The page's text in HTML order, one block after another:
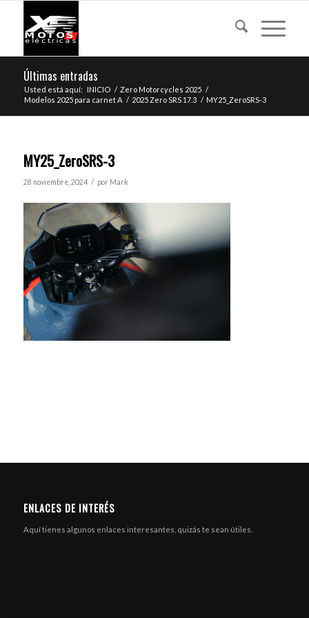
Últimas entradas
Usted está aquí: INICIO / Zero Motorcycles 2025 /
Modelos 2025 para carnet A / 2025 Zero SRS 17.3 / MY25_ZeroSRS-3
MY25_ZeroSRS-3
28 noviembre, 2024 / por Mark
ENLACES DE INTERÉS
Aquí tienes algunos enlaces interesantes, quizás te sean útiles.